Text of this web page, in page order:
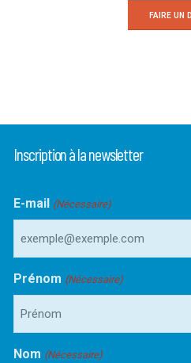
FAIRE UN
Inscription à la newsletter
E-mail (Nécessaire)
Prénom (Nécessaire)
Nom (Nécessaire)